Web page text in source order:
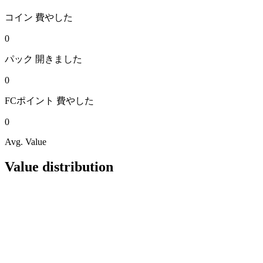
コイン 費やした
0
パック 開きました
0
FCポイント 費やした
0
Avg. Value
Value distribution